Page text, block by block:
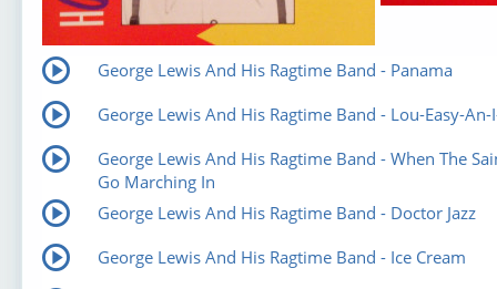
George Lewis And His Ragtime Band - Panama
George Lewis And His Ragtime Band - Lou-Easy-An-
George Lewis And His Ragtime Band - When The
Go Marching In
George Lewis And His Ragtime Band - Doctor Jazz
George Lewis And His Ragtime Band - Ice Cream